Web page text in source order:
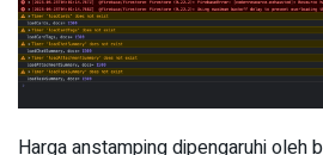
Harga anstamping dipengaruhi oleh